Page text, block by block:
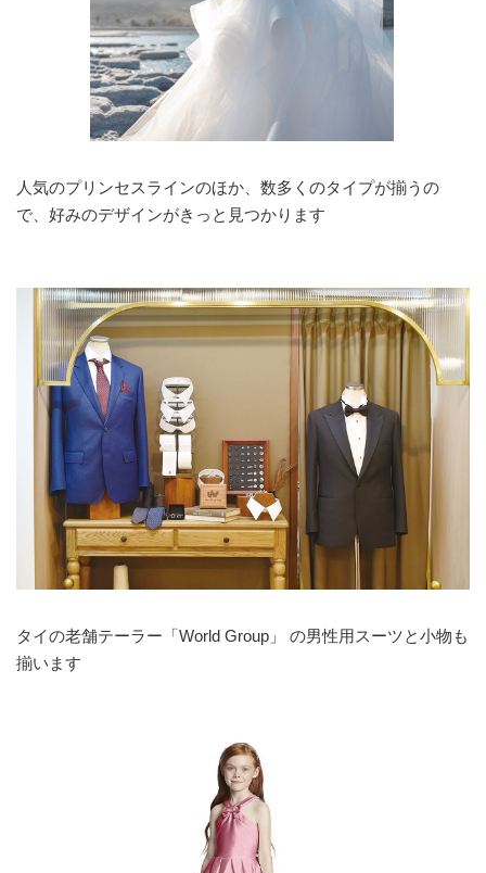
人気のプリンセスラインのほか、数多くのタイプが揃うの
で、好みのデザインがきっと見つかります
タイの老舗テーラー「World Group」 の男性用スーツと小物も
揃います